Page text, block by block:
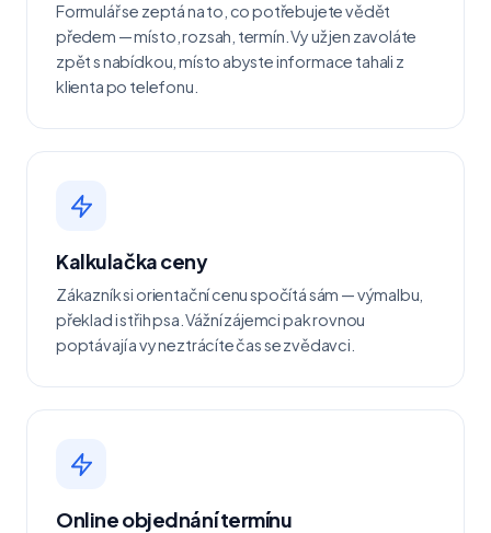
Formulář se zeptá na to, co potřebujete vědět
předem — místo, rozsah, termín. Vy už jen zavoláte
zpět s nabídkou, místo abyste informace tahali z
klienta po telefonu.
Kalkulačka ceny
Zákazník si orientační cenu spočítá sám — výmalbu,
překlad i střih psa. Vážní zájemci pak rovnou
poptávají a vy neztrácíte čas se zvědavci.
Online objednání termínu